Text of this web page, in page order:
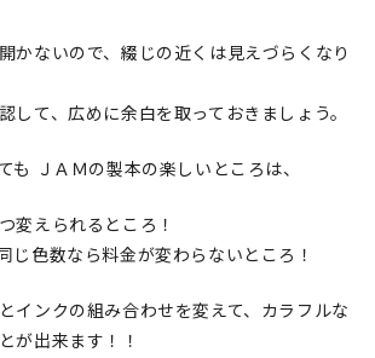
かないので、綴じの近くは見えづらくなり
して、広めに余白を取っておきましょう。
も ＪＡＭの製本の楽しいところは、
変えられるところ！
じ色数なら料金が変わらないところ！
インクの組み合わせを変えて、カラフルな
が出来ます！！